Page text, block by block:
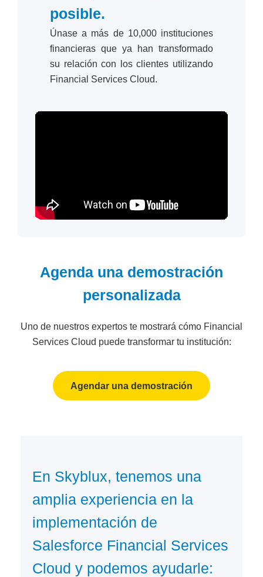
posible.
Únase a más de 10,000 instituciones
financieras que ya han transformado
su relación con los clientes utilizando
Financial Services Cloud.
Agenda una demostración
personalizada
Uno de nuestros expertos te mostrará cómo Financial
Services Cloud puede transformar tu institución:
Agendar una demostración
En Skyblux, tenemos una
amplia experiencia en la
implementación de
Salesforce Financial Services
Cloud y podemos ayudarle: